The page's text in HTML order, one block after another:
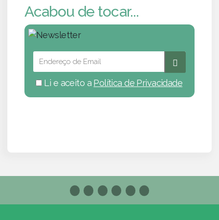
Acabou de tocar...
Li e aceito a Política de Privacidade